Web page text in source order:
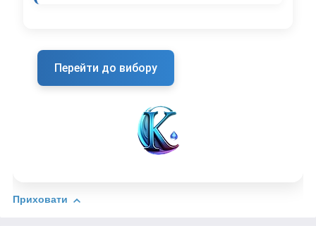
Перейти до вибору
Приховати